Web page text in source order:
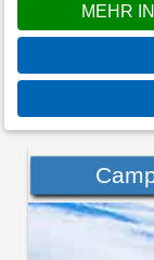
MEHR